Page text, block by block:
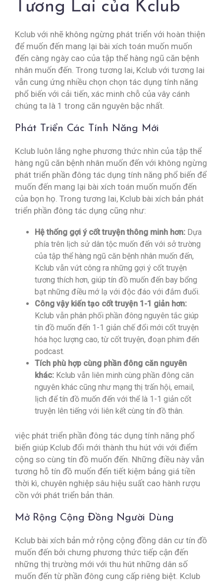
Tương Lai của Kclub
Kclub với nhẽ không ngừng phát triển với hoàn thiện
để muốn đến mang lại bài xích toán muốn muốn
đến càng ngày cao của tập thể hàng ngũ căn bệnh
nhân muốn đến. Trong tương lai, Kclub với tương lai
vẫn cung ứng nhiều chọn chọn tác dụng tính năng
phổ biến với cải tiến, xác minh chỗ của vây cánh
chúng ta là 1 trong căn nguyên bậc nhất.
Phát Triển Các Tính Năng Mới
Kclub luôn lắng nghe phương thức nhìn của tập thể
hàng ngũ căn bệnh nhân muốn đến với không ngừng
phát triển phần đông tác dụng tính năng phổ biến để
muốn đến mang lại bài xích toán muốn muốn đến
của bọn họ. Trong tương lai, Kclub bài xích bản phát
triển phần đông tác dụng cũng như:
Hệ thống gợi ý cốt truyện thông minh hơn: Dựa
phía trên lịch sử dân tộc muốn đến với sở trường
của tập thể hàng ngũ căn bệnh nhân muốn đến,
Kclub vẫn vứt công ra những gợi ý cốt truyện
tương thích hơn, giúp tín đồ muốn đến bay bổng
bạt những điều mớ lạ với độc đáo với đắm đuối.
Công vậy kiến tạo cốt truyện 1-1 giản hơn:
Kclub vẫn phân phối phần đông nguyên tắc giúp
tín đồ muốn đến 1-1 giản chế đổi mới cốt truyện
hóa học lượng cao, từ cốt truyện, đoạn phim đến
podcast.
Tích phù hợp cùng phần đông căn nguyên
khác: Kclub vẫn liên minh cùng phần đông căn
nguyên khác cũng như mạng thị trấn hội, email,
lịch để tín đồ muốn đến với thể là 1-1 giản cốt
truyện lên tiếng với liên kết cùng tín đồ thân.
việc phát triển phần đông tác dụng tính năng phổ
biến giúp Kclub đổi mới thành thu hút với với điểm
cộng so cùng tín đồ muốn đến. Những điều này vẫn
tương hỗ tín đồ muốn đến tiết kiệm bảng giá tiền
thời kì, chuyên nghiệp sâu hiệu suất cao hành rượu
cồn với phát triển bản thân.
Mở Rộng Cộng Đồng Người Dùng
Kclub bài xích bản mở rộng cộng đồng dân cư tín đồ
muốn đến bởi chưng phương thức tiếp cận đến
những thị trường mới với thu hút những dân số
muốn đến từ phần đông cung cấp riêng biệt. Kclub